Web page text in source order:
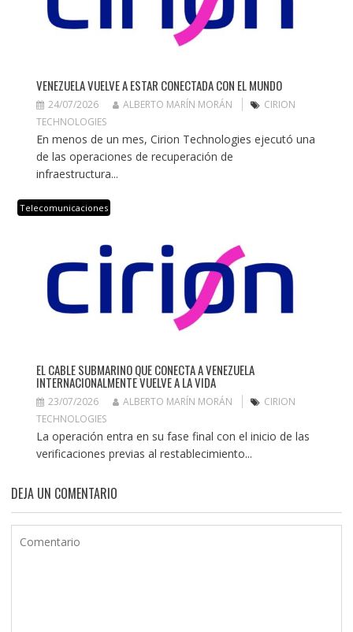
VENEZUELA VUELVE A ESTAR CONECTADA CON EL MUNDO
24/07/2026 ALBERTO MARÍN MORÁN
CIRION
TECHNOLOGIES
En menos de un mes, Cirion Technologies ejecutó una
de las operaciones de recuperación de
infraestructura...
Telecomunicaciones
EL CABLE SUBMARINO QUE CONECTA A VENEZUELA
INTERNACIONALMENTE VUELVE A LA VIDA
23/07/2026 ALBERTO MARÍN MORÁN
CIRION
TECHNOLOGIES
La operación entra en su fase final con el inicio de las
verificaciones previas al restablecimiento...
DEJA UN COMENTARIO